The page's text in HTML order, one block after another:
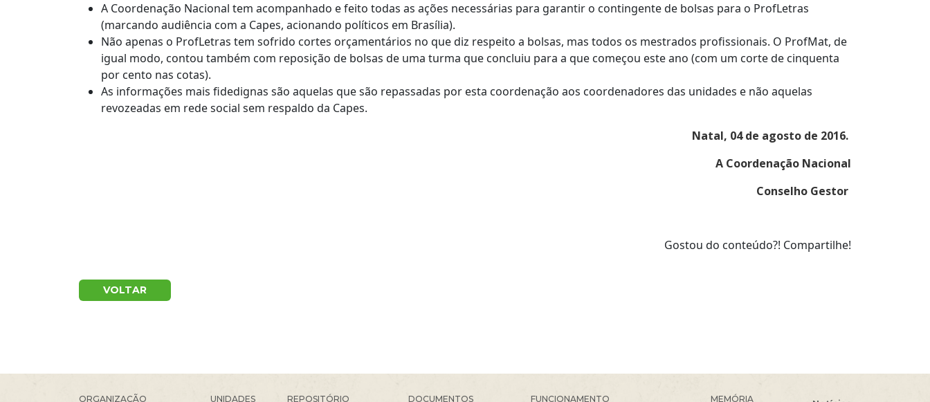
A Coordenação Nacional tem acompanhado e feito todas as ações necessárias para garantir o contingente de bolsas para o ProfLetras
(marcando audiência com a Capes, acionando políticos em Brasília).
Não apenas o ProfLetras tem sofrido cortes orçamentários no que diz respeito a bolsas, mas todos os mestrados profissionais. O ProfMat, de
igual modo, contou também com reposição de bolsas de uma turma que concluiu para a que começou este ano (com um corte de cinquenta
por cento nas cotas).
As informações mais fidedignas são aquelas que são repassadas por esta coordenação aos coordenadores das unidades e não aquelas
revozeadas em rede social sem respaldo da Capes.
Natal, 04 de agosto de 2016.
A Coordenação Nacional
Conselho Gestor
Gostou do conteúdo?! Compartilhe!
VOLTAR
ORGANIZAÇÃO
UNIDADES
REPOSITÓRIO
DOCUMENTOS
FUNCIONAMENTO
MEMÓRIA